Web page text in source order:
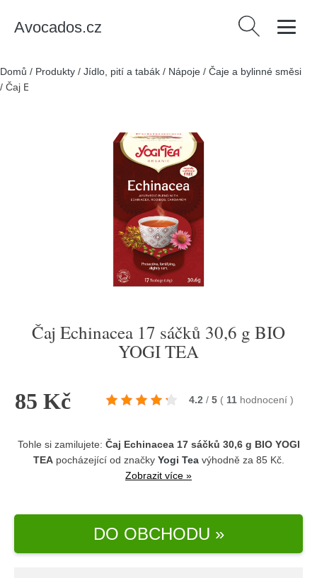
Avocados.cz Vyhledávání
Domů / Produkty / Jídlo, pití a tabák / Nápoje / Čaje a bylinné směsi
/ Čaj Echinacea 17 sáčků 30,6 g BIO YOGI TEA
Čaj Echinacea 17 sáčků 30,6 g BIO
YOGI TEA
85 Kč 4.2 / 5 ( 11 hodnocení )
Tohle si zamilujete: Čaj Echinacea 17 sáčků 30,6 g BIO YOGI
TEApocházející od značky Yogi Teavýhodně za 85 Kč.
Zobrazit více »
DO OBCHODU »